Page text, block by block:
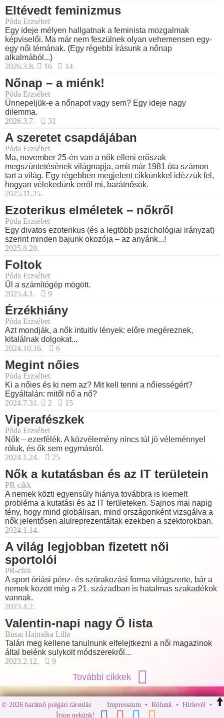
Eltévedt feminizmus
Póda Erzsébet
Egy ideje mélyen hallgatnak a feminista mozgalmak
képviselői. Ma már nem feszülnek olyan vehemensen egy-
egy női témának. (Egy régebbi írásunk a nőnap
alkalmából...)
2026.3.8.
16 14
Nőnap – a miénk!
Póda Erzsébet
Ünnepeljük-e a nőnapot vagy sem? Egy ideje nagy
dilemma.
2026.3.7.
31
A szeretet csapdájában
Póda Erzsébet
Ma, november 25-én van a nők elleni erőszak
megszüntetésének világnapja, amit már 1981 óta számon
tart a világ. Egy régebben megjelent cikkünkkel idézzük fel,
hogyan vélekedünk erről mi, barátnősök.
2025.11.25.
Ezoterikus elméletek – nőkről
Póda Erzsébet
Egy divatos ezoterikus (és a legtöbb pszichológiai irányzat)
szerint minden bajunk okozója – az anyánk...!
2025.8.28.
Foltok
Póda Erzsébet
Ül a számítógép mögött.
2025.4.1.
9
Érzékhiány
Póda Erzsébet
Azt mondják, a nők intuitív lények: előre megéreznek,
kitalálnak dolgokat...
2024.10.16.
6
Megint nőies
Póda Erzsébet
Ki a nőies és ki nem az? Mit kell tenni a nőiességért?
Egyáltalán: mitől nő a nő?
2024.7.31.
2 15
Viperafészkek
Póda Erzsébet
Nők – ezerfélék. A közvélemény nincs túl jó véleménnyel
róluk, és ők sem egymásról.
2024.1.24.
25
Nők a kutatásban és az IT területein
PR-cikk
A nemek közti egyensúly hiánya továbbra is kiemelt
probléma a kutatási és az IT területeken. Sajnos mai napig
tény, hogy mind globálisan, mind országonként vizsgálva a
nők jelentősen alulreprezentáltak ezekben a szektorokban.
2024.1.14.
A világ legjobban fizetett női
sportolói
PR-cikk
A sport óriási pénz- és szórakozási forma világszerte, bár a
nemek között még a 21. században is hatalmas szakadékok
vannak.
2023.4.2.
Valentin-napi nagy Ő lista
Busai Hajnalka Lilla
Talán meg kellene tanulnunk elfelejtkezni a női magazinok
által belénk sulykolt módszerekről...
2023.2.12.
9
További cikkek
© 2026 barátnő polgári társulás Impresszum• Rólunk• Hírlevél•
Írjon nekünk!